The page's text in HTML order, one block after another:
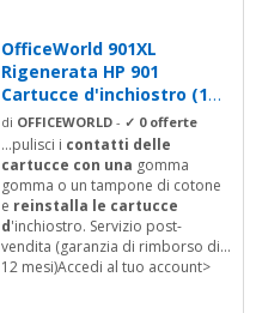
OfficeWorld 901XL
Rigenerata HP 901
Cartucce d'inchiostro (1
Nero, 1 colore)
di OFFICEWORLD - ✓ 0 offerte
...pulisci i contatti delle
cartucce con una gomma
gomma o un tampone di cotone
e reinstalla le cartucce
d'inchiostro. Servizio post-
vendita (garanzia di rimborso di
12 mesi)Accedi al tuo account>